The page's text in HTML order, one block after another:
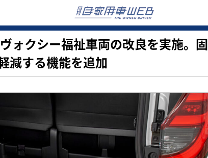
ォクシー福祉車両の改良を実施。固
減する機能を追加